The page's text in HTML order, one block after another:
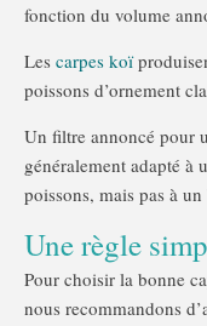
fonction du volume
Les carpes koï
poissons d’ornement
Un filtre annoncé pour
généralement adapté à
poissons, mais pas à
Une règle
Pour choisir la bonne
nous recommandons